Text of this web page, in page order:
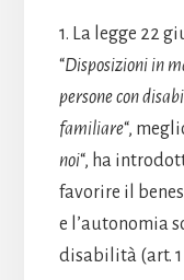
1. La legge 22
“Disposizioni in
persone con
familiare“,
noi“, ha
favorire il
e l’autonomia
disabilità (art. 1